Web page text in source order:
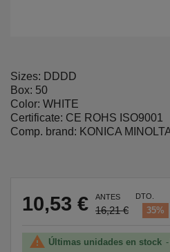
Sizes: DDDD
Box: 50
Color: WHITE
Certificate: CE ROHS ISO9001
Comp. brand: KONICA
10,53 € ANTES
16,21 €
DTO.
35%
 Últimas unidades en stock